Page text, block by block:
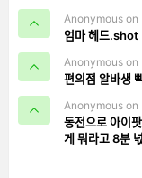
Anonymous on
엄마 헤드.shot
Anonymous on
편의점 알바생
Anonymous on
동전으로
게 뭐라고 8분